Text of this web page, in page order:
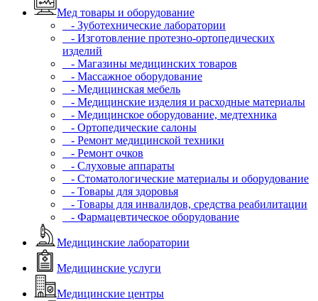
Мед товары и оборудование
- Зуботехнические лаборатории
- Изготовление протезно-ортопедических
изделий
- Магазины медицинских товаров
- Массажное оборудование
- Медицинская мебель
- Медицинские изделия и расходные материалы
- Медицинское оборудование, медтехника
- Ортопедические салоны
- Ремонт медицинской техники
- Ремонт очков
- Слуховые аппараты
- Стоматологические материалы и оборудование
- Товары для здоровья
- Товары для инвалидов, средства реабилитации
- Фармацевтическое оборудование
Медицинские лаборатории
Медицинские услуги
Медицинские центры